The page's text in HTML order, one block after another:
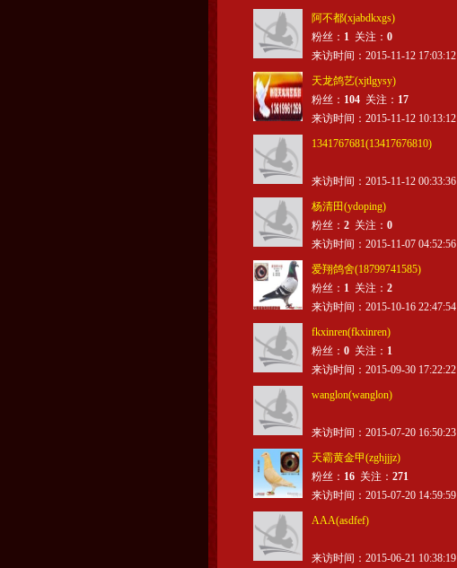
阿不都(xjabdkxgs)
粉丝： 1 关注： 0
来访时间：2015-11-12 17:03:12
天龙鸽艺(xjtlgysy)
粉丝： 104 关注： 17
来访时间：2015-11-12 10:13:12
1341767681(13417676810)
来访时间：2015-11-12 00:33:36
杨清田(ydoping)
粉丝： 2 关注： 0
来访时间：2015-11-07 04:52:56
爱翔鸽舍(18799741585)
粉丝： 1 关注： 2
来访时间：2015-10-16 22:47:54
fkxinren(fkxinren)
粉丝： 0 关注： 1
来访时间：2015-09-30 17:22:22
wanglon(wanglon)
来访时间：2015-07-20 16:50:23
天霸黄金甲(zghjjjz)
粉丝： 16 关注： 271
来访时间：2015-07-20 14:59:59
AAA(asdfef)
来访时间：2015-06-21 10:38:19